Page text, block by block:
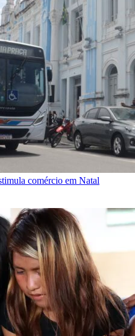
comércio em Natal